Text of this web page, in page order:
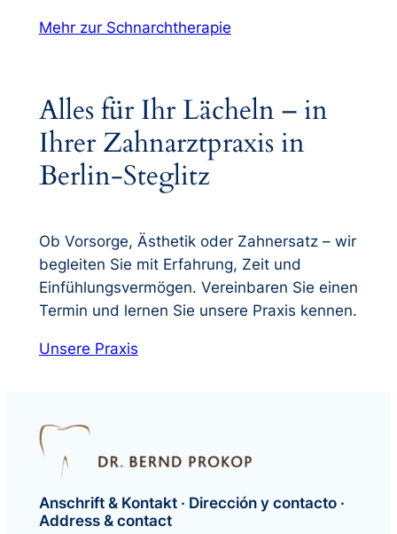
Mehr zur Schnarchtherapie
Alles für Ihr Lächeln – in
Ihrer Zahnarztpraxis in
Berlin-Steglitz
Ob Vorsorge, Ästhetik oder Zahnersatz – wir
begleiten Sie mit Erfahrung, Zeit und
Einfühlungsvermögen. Vereinbaren Sie einen
Termin und lernen Sie unsere Praxis kennen.
Unsere Praxis
Anschrift & Kontakt · Dirección y contacto ·
Address & contact